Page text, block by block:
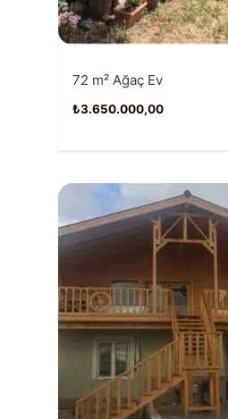
72 m² Ağaç Ev
₺3.650.000,00